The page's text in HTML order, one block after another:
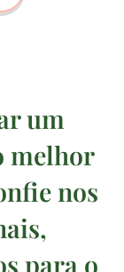
um
melhor
nos
para o